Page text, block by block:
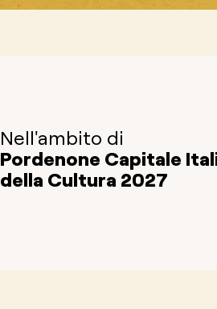
Nell'ambito di
Pordenone Capitale
della Cultura 2027